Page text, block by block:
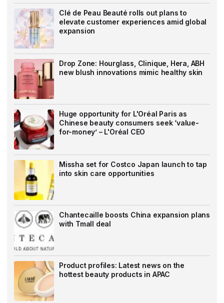
Clé de Peau Beauté rolls out plans to
elevate customer experiences amid global
expansion
Drop Zone: Hourglass, Clinique, Hera, ABH
new blush innovations mimic healthy skin
Huge opportunity for L'Oréal Paris as
Chinese beauty consumers seek ‘value-
for-money’ – L'Oréal CEO
Missha set for Costco Japan launch to tap
into skin care opportunities
Chantecaille boosts China expansion plans
with Tmall deal
Product profiles: Latest news on the
hottest beauty products in APAC